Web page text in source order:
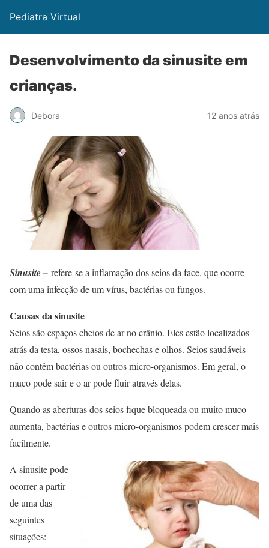
Pediatra Virtual
Desenvolvimento da sinusite em
crianças.
Debora 12 anos atrás
Sinusite – refere-se a inflamação dos seios da face, que ocorre
com uma infecção de um vírus, bactérias ou fungos.
Causas da sinusite
Seios são espaços cheios de ar no crânio. Eles estão localizados
atrás da testa, ossos nasais, bochechas e olhos. Seios saudáveis ​​
não contêm bactérias ou outros micro-organismos. Em geral, o
muco pode sair e o ar pode fluir através delas.
Quando as aberturas dos seios fique bloqueada ou muito muco
aumenta, bactérias e outros micro-organismos podem crescer mais
facilmente.
A sinusite pode
ocorrer a partir
de uma das
seguintes
situações: